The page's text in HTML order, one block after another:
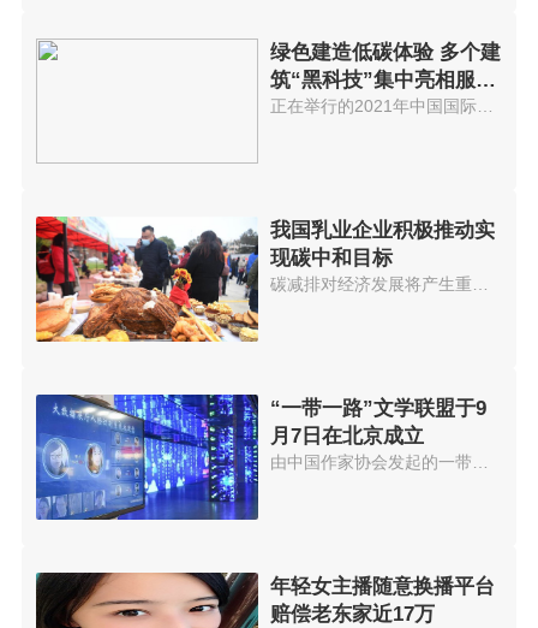
绿色建造低碳体验 多个建
筑“黑科技”集中亮相服贸
会
正在举行的2021年中国国际服务贸...
我国乳业企业积极推动实
现碳中和目标
“一带一路”文学联盟于9
月7日在北京成立
由中国作家协会发起的一带一路文...
年轻女主播随意换播平台
赔偿老东家近17万